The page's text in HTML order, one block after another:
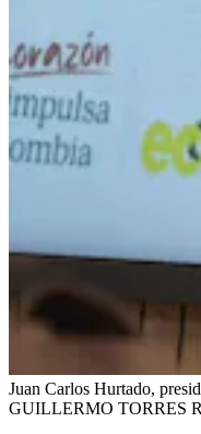
Juan Carlos Hurtado,
GUILLERMO TORRES